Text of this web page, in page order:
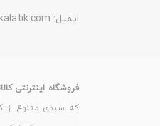
نوع کارت
منوی فارسی
پشتیبانی از
ایمیل:
فروشگاه اینترنتی
که سبدی متنوع از